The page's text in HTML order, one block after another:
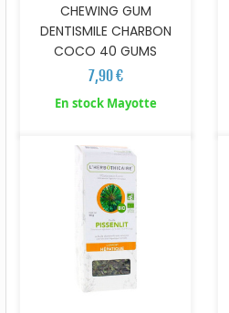
CHEWING GUM
DENTISMILE CHARBON
COCO 40 GUMS
7,90 €
En stock Mayotte